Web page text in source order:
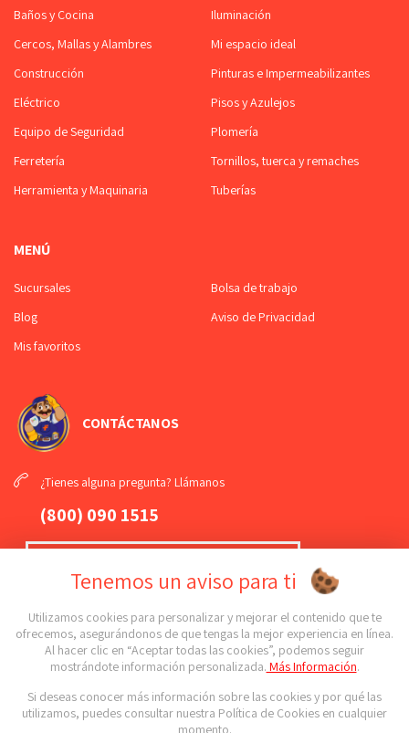
Baños y Cocina
Cercos, Mallas y Alambres
Construcción
Eléctrico
Equipo de Seguridad
Ferretería
Herramienta y Maquinaria
Iluminación
Mi espacio ideal
Pinturas e Impermeabilizantes
Pisos y Azulejos
Plomería
Tornillos, tuerca y remaches
Tuberías
MENÚ
Sucursales
Blog
Mis favoritos
Bolsa de trabajo
Aviso de Privacidad
CONTÁCTANOS
¿Tienes alguna pregunta? Llámanos
(800) 090 1515
(789) 108 61 81
¡Conoce todas nuestras sucursales!
Síguenos en nuestras redes sociales
Tenemos un aviso para ti
Utilizamos cookies para personalizar y mejorar el contenido que te
ofrecemos, asegurándonos de que tengas la mejor experiencia en línea.
Al hacer clic en “Aceptar todas las cookies”, podemos seguir
mostrándote información personalizada. Más Información.
Si deseas conocer más información sobre las cookies y por qué las
utilizamos, puedes consultar nuestra Política de Cookies en cualquier
momento.